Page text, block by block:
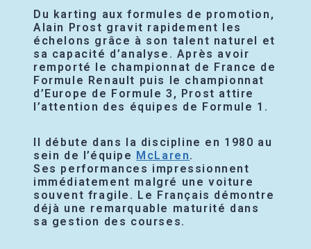
Du karting aux formules de promotion,
Alain Prost gravit rapidement les
échelons grâce à son talent naturel et
sa capacité d’analyse. Après avoir
remporté le championnat de France de
Formule Renault puis le championnat
d’Europe de Formule 3, Prost attire
l’attention des équipes de Formule 1.
Il débute dans la discipline en 1980 au
sein de l’équipe McLaren.
Ses performances impressionnent
immédiatement malgré une voiture
souvent fragile. Le Français démontre
déjà une remarquable maturité dans
sa gestion des courses.